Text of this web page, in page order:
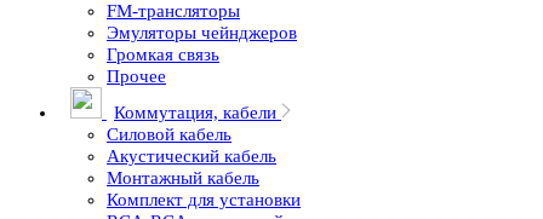
FM-трансляторы
Эмуляторы чейнджеров
Громкая связь
Прочее
Коммутация, кабели
Силовой кабель
Акустический кабель
Монтажный кабель
Комплект для установки